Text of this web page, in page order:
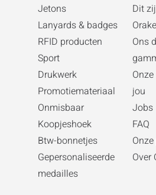
Jetons
Lanyards & badges
RFID producten
Sport
Drukwerk
Promotiemateriaal
Onmisbaar
Koopjeshoek
Btw-bonnetjes
Gepersonaliseerde
medailles
Dit
Ons
jou
Jobs
FAQ
Over